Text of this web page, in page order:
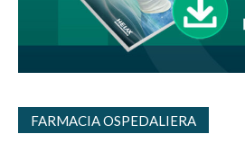
FARMACIA OSPEDALIERA